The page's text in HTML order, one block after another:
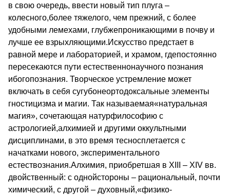
в свою очередь, ввести новый тип плуга –
колесного,более тяжелого, чем прежний, с более
удобными лемехами, глубжепроникающими в почву и
лучше ее взрыхляющими.Искусство предстает в
равной мере и лабораторией, и храмом, гдепостоянно
пересекаются пути естественнонаучного познания
ибогопознания. Творческое устремление может
включать в себя сугубонеортодоксальные элементы
гностицизма и магии. Так называемая«натуральная
магия», сочетающая натурфилософию с
астрологией,алхимией и другими оккультными
дисциплинами, в это время тесносплетается с
начатками нового, экспериментального
естествознания.Алхимия, приобретшая в XIII – XIV вв.
двойственный: с однойстороны – рациональный, почти
химический, с другой – духовный,«физико-